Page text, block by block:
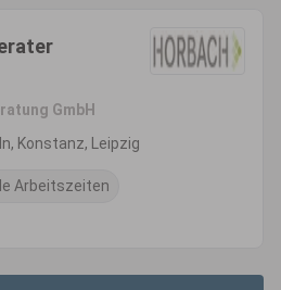
GmbH
Konstanz, Leipzig
Arbeitszeiten